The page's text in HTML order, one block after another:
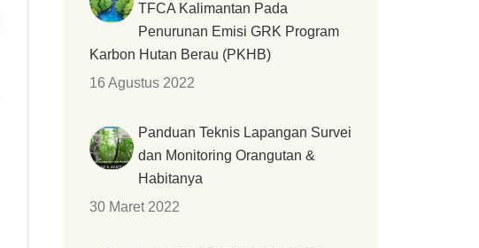
TFCA Kalimantan Pada
Penurunan Emisi GRK Program
Karbon Hutan Berau (PKHB)
16 Agustus 2022
Panduan Teknis Lapangan Survei
dan Monitoring Orangutan &
Habitanya
30 Maret 2022